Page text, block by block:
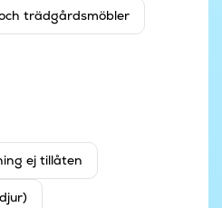
trädgårdsmöbler
ej tillåten